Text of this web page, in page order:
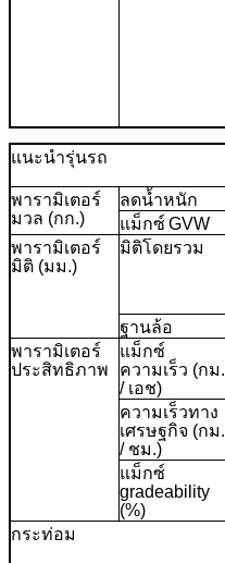
แนะนำรุ่นรถ
พารามิเตอร์
มวล (กก.)
ลดน้ำหนัก
แม็กซ์ GVW
พารามิเตอร์
มิติ (มม.)
มิติโดยรวม
ฐานล้อ
พารามิเตอร์
ประสิทธิภาพ
แม็กซ์
ความเร็ว (กม.
/ เอช)
ความเร็วทาง
เศรษฐกิจ (กม.
/ ชม.)
แม็กซ์
gradeability
(%)
กระท่อม